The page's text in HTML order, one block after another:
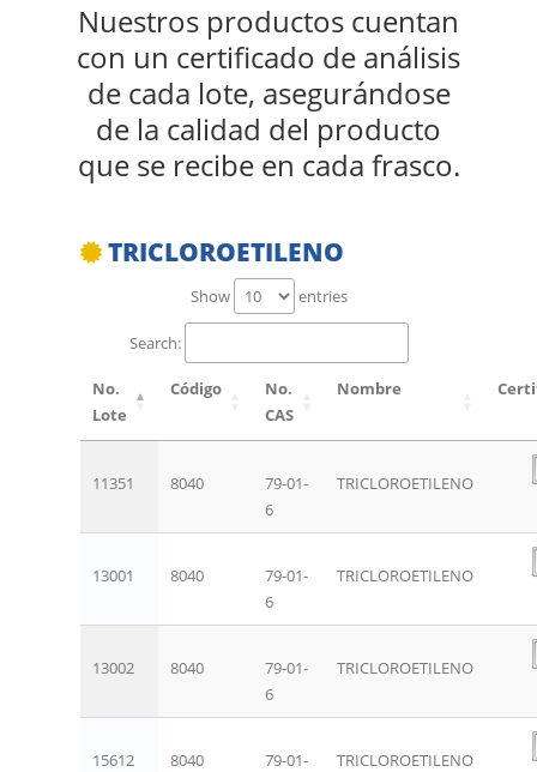
Nuestros productos cuentan
con un certificado de análisis
de cada lote, asegurándose
de la calidad del producto
que se recibe en cada frasco.
TRICLOROETILENO
Show entries
Search:
No.
Lote
Código
No.
CAS
Nombre
11351 8040
79-01-
6
TRICLOROETILENO
13001 8040
79-01-
6
TRICLOROETILENO
13002 8040
79-01-
6
TRICLOROETILENO
15612 8040
79-01-
TRICLOROETILENO